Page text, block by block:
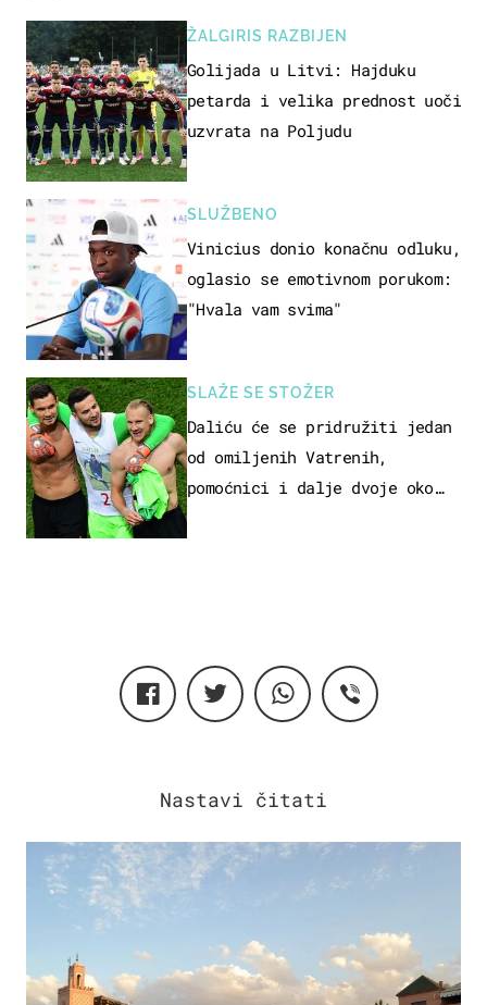
ŽALGIRIS RAZBIJEN
Golijada u Litvi: Hajduku
petarda i velika prednost uoči
uzvrata na Poljudu
SLUŽBENO
Vinicius donio konačnu odluku,
oglasio se emotivnom porukom:
"Hvala vam svima"
SLAŽE SE STOŽER
Daliću će se pridružiti jedan
od omiljenih Vatrenih,
pomoćnici i dalje dvoje oko